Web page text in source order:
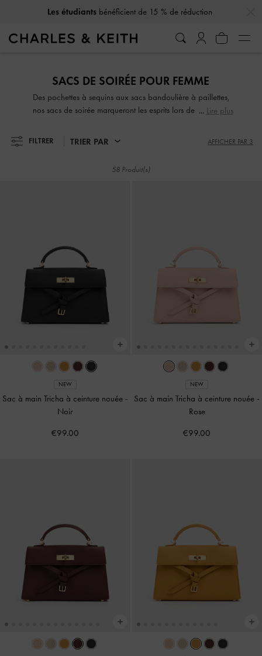
10 % de réductionlorsque vous vous abonnez à notre newsletter*
10 % de réductionlorsque vous vous abonnez à notre newsletter*
SACS DE SOIRÉE POUR FEMME
Des pochettes à sequins aux sacs bandoulière à paillettes,
nos sacs de soirée marqueront les esprits lors de vos virées
ces pièces de caractère vous permettront de vous
Lire plus
FILTRER TRIER PAR AFFICHER PAR 3
58 Produit(s)
NEW
Sac à main Tricha à ceinture nouée -
Noir
€99.00
NEW
Sac à main Tricha à ceinture nouée -
Rose
€99.00